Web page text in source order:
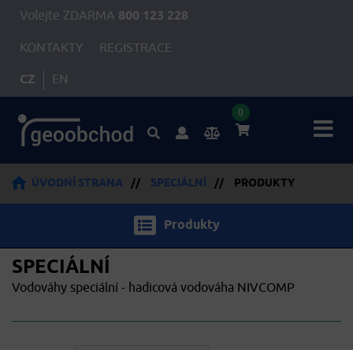
Volejte ZDARMA 800 123 228
KONTAKTY REGISTRACE
CZ EN
0
ÚVODNÍ STRANA // SPECIÁLNÍ // PRODUKTY
Produkty
SPECIÁLNÍ
Vodováhy speciální - hadicová vodováha NIVCOMP